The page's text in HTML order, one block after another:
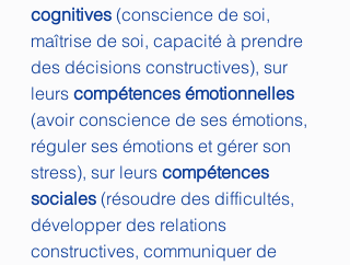
cognitives (conscience de soi,
maîtrise de soi, capacité à prendre
des décisions constructives), sur
leurs compétences émotionnelles
(avoir conscience de ses émotions,
réguler ses émotions et gérer son
stress), sur leurs compétences
sociales (résoudre des difficultés,
développer des relations
constructives, communiquer de